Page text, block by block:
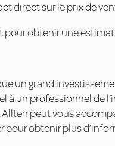
direct sur le prix de
pour obtenir une
un grand
à un professionnel de
Allten peut vous
pour obtenir plus